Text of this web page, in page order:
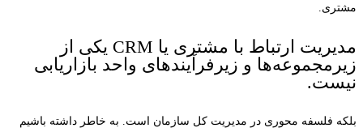
مشتری.
مدیریت ارتباط با مشتری یا CRM یکی از
زیرمجموعه‌ها و زیرفرآیندهای واحد بازاریابی
نیست.
بلکه فلسفه محوری در مدیریت کل سازمان است. به خاطر داشته باشیم